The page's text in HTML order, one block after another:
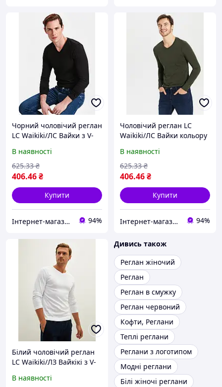
Чорний чоловічий реглан
LC Waikiki/ЛС Вайки з V-
В наявності
406.46₴
625.33 ₴
Купити
Інтернет-магазин "Із Туреччини з любов'ю" 94%
Чоловічий реглан LC
Waikiki/ЛС Вайки кольору
В наявності
406.46₴
625.33 ₴
Купити
Інтернет-магазин "Із Туреччини з любов'ю" 94%
Білий чоловічий реглан
LC Waikiki/ЛЗ Вайкікі з V-
В наявності
Дивись також
Реглан жіночий
Реглан
Реглан в смужку
Реглан червоний
Кофти, Реглани
Теплі реглани
Реглани з логотипом
Модні реглани
Білі жіночі реглани